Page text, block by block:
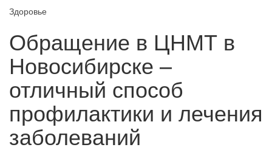
Здоровье
Обращение в ЦНМТ в
Новосибирске –
отличный способ
профилактики и лечения
заболеваний